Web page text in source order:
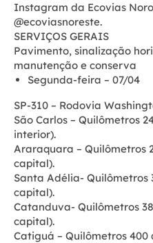
Instagram da Ecovias
@ecoviasnoreste.
SERVIÇOS GERAIS
Pavimento, sinalização
manutenção e conserva
Segunda-feira – 07/04
SP-310 – Rodovia
São Carlos – Quilômetros
interior).
Araraquara – Quilômetros
capital).
Santa Adélia- Quilômetros
capital).
Catanduva- Quilômetros
capital).
Catiguá – Quilômetros 400